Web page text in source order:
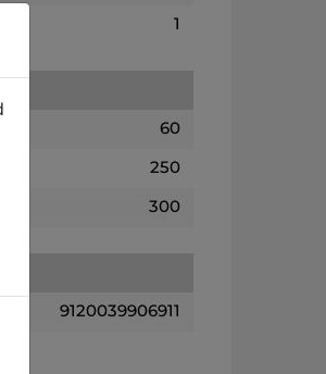
1
60
250
300
9120039906911